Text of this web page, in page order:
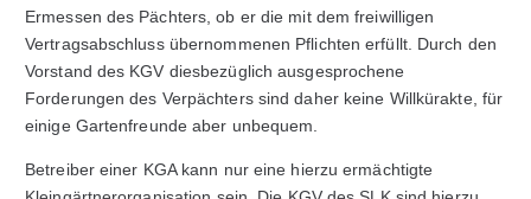
Ermessen des Pächters, ob er die mit dem freiwilligen
Vertragsabschluss übernommenen Pflichten erfüllt. Durch den
Vorstand des KGV diesbezüglich ausgesprochene
Forderungen des Verpächters sind daher keine Willkürakte, für
einige Gartenfreunde aber unbequem.
Betreiber einer KGA kann nur eine hierzu ermächtigte